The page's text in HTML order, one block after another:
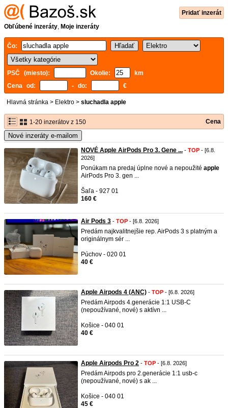
Pridať inzerát
Obľúbené inzeráty, Moje inzeráty
Čo:
PSČ (miesto): Okolie:
km
Cena od:
- do: €
Hlavná stránka > Elektro > sluchadla apple
1-20 inzerátov z 150 Cena
Nové inzeráty e-mailom
NOVÉ Apple AirPods Pro 3. Gene ... - TOP - [6.8.
2026]
Ponúkam na predaj úplne nové a nepoužité apple
AirPods Pro 3. gen ...
Šaľa - 927 01
160 €
Air Pods 3 - TOP - [6.8. 2026]
Predám najkvalitnejšie rep. AirPods 3 s platným a
originálnym sér ...
Púchov - 020 01
40 €
Apple Airpods 4 (ANC) - TOP - [6.8. 2026]
Predám Airpods 4.generácie 1:1 USB-C
(nepoužívané, nové) s aktívn ...
Košice - 040 01
40 €
Apple Airpods Pro 2 - TOP - [6.8. 2026]
Predám Airpods pro 2.generácie 1:1 usb-c
(nepoužívané, nové) s ak ...
Košice - 040 01
45 €